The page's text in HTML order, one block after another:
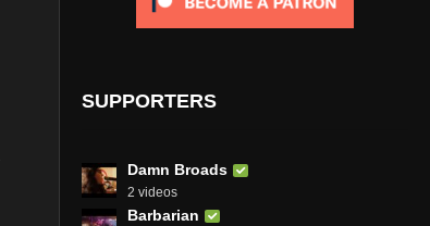
SUPPORTERS
Damn Broads
2 videos
Barbarian